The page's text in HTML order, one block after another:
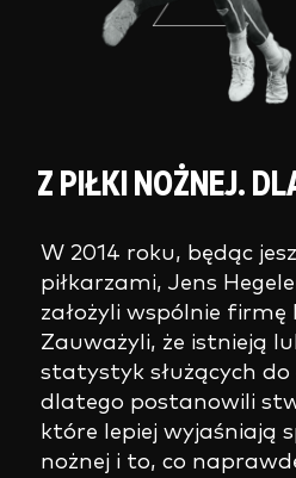
Z PIŁKI NOŻNEJ.
W 2014 roku, będąc
piłkarzami, Jens
założyli wspólnie firmę
Zauważyli, że istnieją
statystyk służących do
dlatego postanowili
które lepiej wyjaśniają
nożnej i to, co